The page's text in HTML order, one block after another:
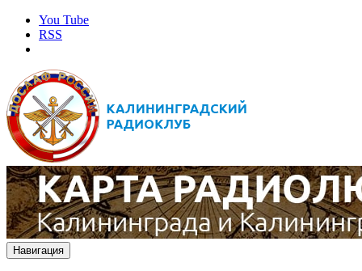
You Tube
RSS
Навигация